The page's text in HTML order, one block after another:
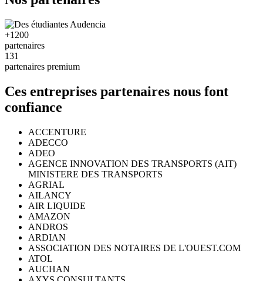
+1200
partenaires
131
partenaires premium
Ces entreprises partenaires nous font
confiance
ACCENTURE
ADECCO
ADEO
AGENCE INNOVATION DES TRANSPORTS (AIT)
MINISTERE DES TRANSPORTS
AGRIAL
AILANCY
AIR LIQUIDE
AMAZON
ANDROS
ARDIAN
ASSOCIATION DES NOTAIRES DE L'OUEST.COM
ATOL
AUCHAN